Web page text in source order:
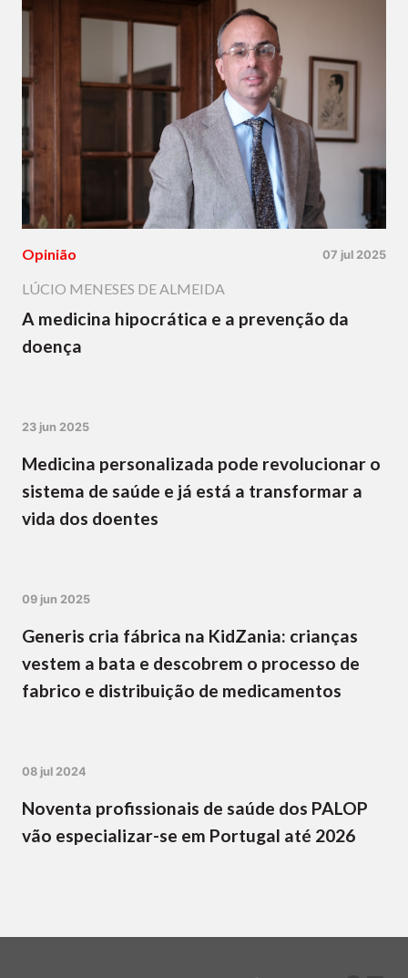
Opinião 07 jul 2025
LÚCIO MENESES DE ALMEIDA
A medicina hipocrática e a prevenção da
doença
23 jun 2025
Medicina personalizada pode revolucionar o
sistema de saúde e já está a transformar a
vida dos doentes
09 jun 2025
Generis cria fábrica na KidZania: crianças
vestem a bata e descobrem o processo de
fabrico e distribuição de medicamentos
08 jul 2024
Noventa profissionais de saúde dos PALOP
vão especializar-se em Portugal até 2026